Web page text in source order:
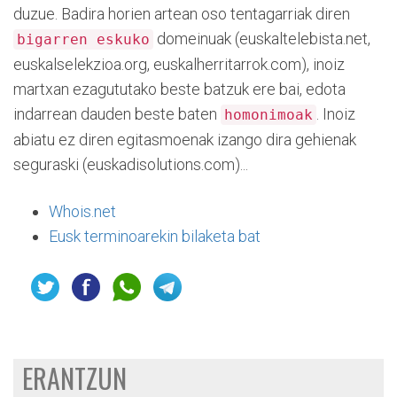
duzue. Badira horien artean oso tentagarriak diren
bigarren eskuko domeinuak (euskaltelebista.net,
euskalselekzioa.org, euskalherritarrok.com), inoiz
martxan ezagututako beste batzuk ere bai, edota
indarrean dauden beste baten homonimoak
. Inoiz
abiatu ez diren egitasmoenak izango dira gehienak
seguraski (euskadisolutions.com)...
Whois.net
Eusk terminoarekin bilaketa bat
ERANTZUN